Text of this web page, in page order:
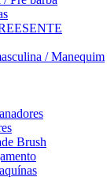
/ Manequim
Brush